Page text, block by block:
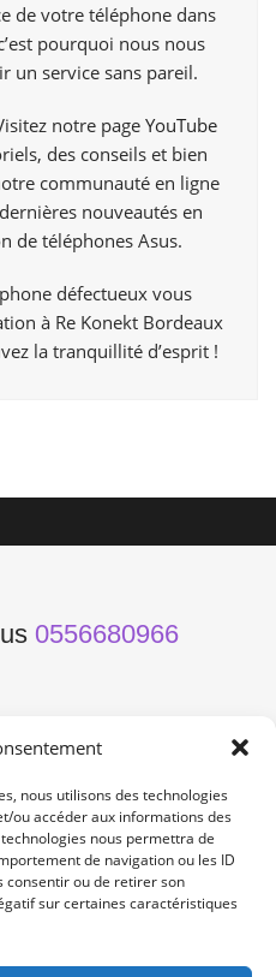
nous utilisons des technologies
ou accéder aux informations des
nous permettra de
de navigation ou les ID
consentir ou de retirer son
sur certaines caractéristiques
de votre téléphone dans
pourquoi nous nous
un service sans pareil.
notre page YouTube
des conseils et bien
communauté en ligne
nouveautés en
de téléphones Asus.
défectueux vous
à Re Konekt Bordeaux
la tranquillité d’esprit !
0556680966
33800
10:00 -19:00
/ /